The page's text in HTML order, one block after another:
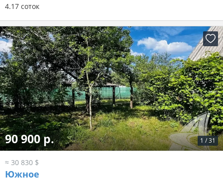
4.17 соток
1 /31
90 900 р.
≈ 30 830 $
Южное